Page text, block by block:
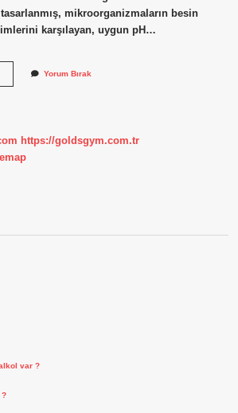
mikroorganizmaların besin
karşılayan, uygun pH…
Yorum Bırak
https://goldsgym.com.tr
var ?
?